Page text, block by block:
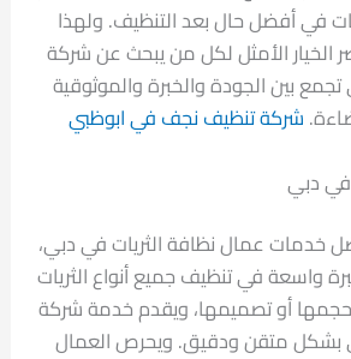
في أفضل حال بعد التنظيف. ولهذا
الخيار الأمثل لكل من يبحث عن شركة
بين الجودة والخبرة والموثوقية
شركة تنظيف نجف في ابوظبي
في دبي
خدمات عمال نظافة الثريات في دبي،
واسعة في تنظيف جميع أنواع الثريات
أو تصميمها، ويقدم خدمة شركة
متقن ودقيق. ويحرص العمال